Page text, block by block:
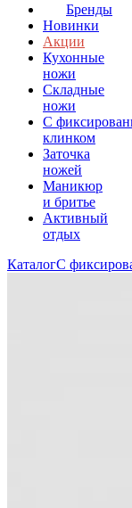
Бренды
Новинки
Акции
Кухонные
ножи
Складные
ножи
C
клинком
Заточка
ножей
Маникюр
и бритье
Активный
отдых
КаталогС